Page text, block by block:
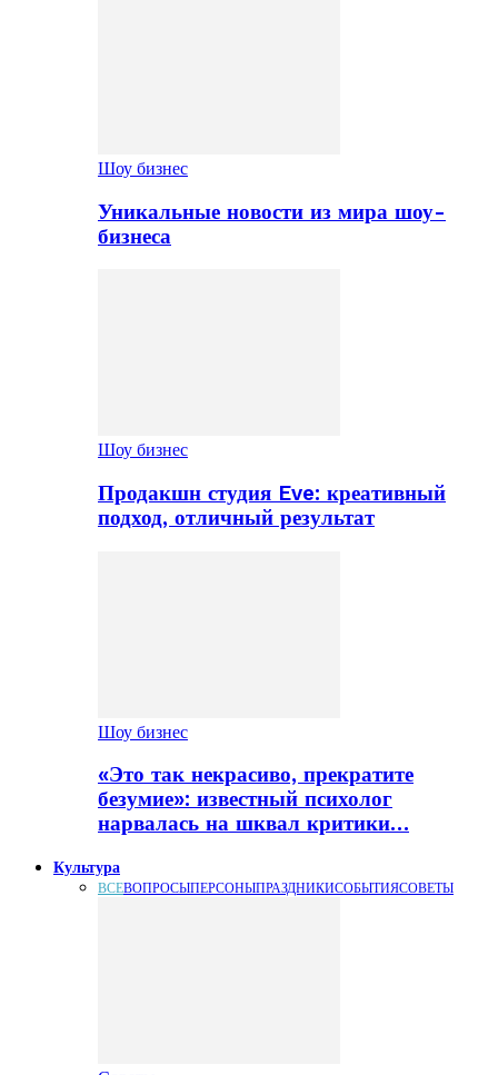
Шоу бизнес
Уникальные новости из мира шоу-
бизнеса
Шоу бизнес
Продакшн студия Eve: креативный
подход, отличный результат
Шоу бизнес
«Это так некрасиво, прекратите
безумие»: известный психолог
нарвалась на шквал критики…
Культура
ВСЕВОПРОСЫПЕРСОНЫПРАЗДНИКИСОБЫТИЯСОВЕТЫ